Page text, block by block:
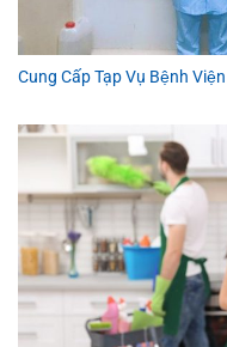
Cung Cấp Tạp Vụ Bệnh